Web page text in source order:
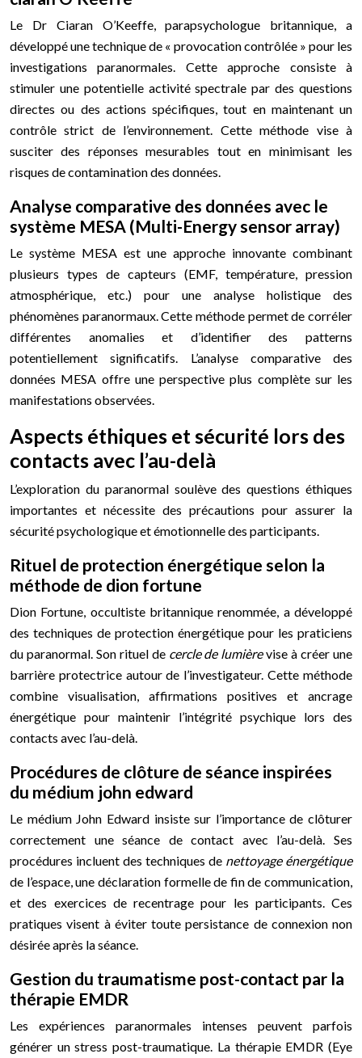
Le Dr Ciaran O’Keeffe, parapsychologue britannique, a
développé une technique de « provocation contrôlée » pour les
investigations paranormales. Cette approche consiste à
stimuler une potentielle activité spectrale par des questions
directes ou des actions spécifiques, tout en maintenant un
contrôle strict de l’environnement. Cette méthode vise à
susciter des réponses mesurables tout en minimisant les
risques de contamination des données.
Analyse comparative des données avec le
système MESA (Multi-Energy sensor array)
Le système MESA est une approche innovante combinant
plusieurs types de capteurs (EMF, température, pression
atmosphérique, etc.) pour une analyse holistique des
phénomènes paranormaux. Cette méthode permet de corréler
différentes anomalies et d’identifier des patterns
potentiellement significatifs. L’analyse comparative des
données MESA offre une perspective plus complète sur les
manifestations observées.
Aspects éthiques et sécurité lors des
contacts avec l’au-delà
L’exploration du paranormal soulève des questions éthiques
importantes et nécessite des précautions pour assurer la
sécurité psychologique et émotionnelle des participants.
Rituel de protection énergétique selon la
méthode de dion fortune
Dion Fortune, occultiste britannique renommée, a développé
des techniques de protection énergétique pour les praticiens
du paranormal. Son rituel de cercle de lumièrevise à créer une
barrière protectrice autour de l’investigateur. Cette méthode
combine visualisation, affirmations positives et ancrage
énergétique pour maintenir l’intégrité psychique lors des
contacts avec l’au-delà.
Procédures de clôture de séance inspirées
du médium john edward
Le médium John Edward insiste sur l’importance de clôturer
correctement une séance de contact avec l’au-delà. Ses
procédures incluent des techniques de nettoyage énergétique
de l’espace, une déclaration formelle de fin de communication,
et des exercices de recentrage pour les participants. Ces
pratiques visent à éviter toute persistance de connexion non
désirée après la séance.
Gestion du traumatisme post-contact par la
thérapie EMDR
Les expériences paranormales intenses peuvent parfois
générer un stress post-traumatique. La thérapie EMDR (Eye